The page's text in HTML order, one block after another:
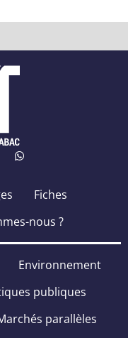
Fiches
nous ?
Environnement
publiques
parallèles